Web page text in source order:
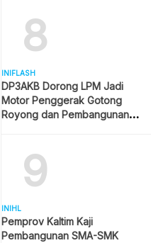
8
INIFLASH
DP3AKB Dorong LPM Jadi
Motor Penggerak Gotong
Royong dan Pembangunan
9
INIHL
Pemprov Kaltim Kaji
Pembangunan SMA-SMK